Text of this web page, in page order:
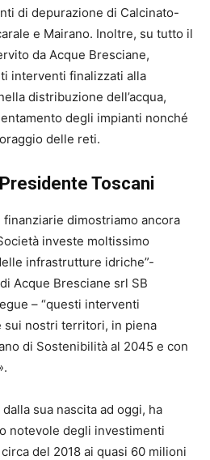
di depurazione di Calcinato-
e Mairano. Inoltre, su tutto il
da Acque Bresciane,
interventi finalizzati alla
distribuzione dell’acqua,
degli impianti nonché
delle reti.
Toscani
dimostriamo ancora
investe moltissimo
infrastrutture idriche”-
Acque Bresciane srl SB
– “questi interventi
sui nostri territori, in piena
di Sostenibilità al 2045 e con
sua nascita ad oggi, ha
notevole degli investimenti
del 2018 ai quasi 60 milioni